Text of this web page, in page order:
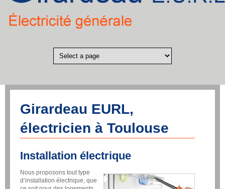
Girardeau EURL,
électricien à Toulouse
Installation électrique
Nous proposons tout type
d’installation électrique, que